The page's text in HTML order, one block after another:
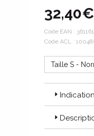
Essentiel :
Ils vous
32,40€
Code EAN :
Code ACL :
Taille S -